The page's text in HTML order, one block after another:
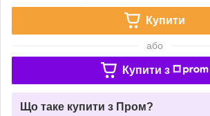
Купити
або
Купити з
Що таке купити з Пром?